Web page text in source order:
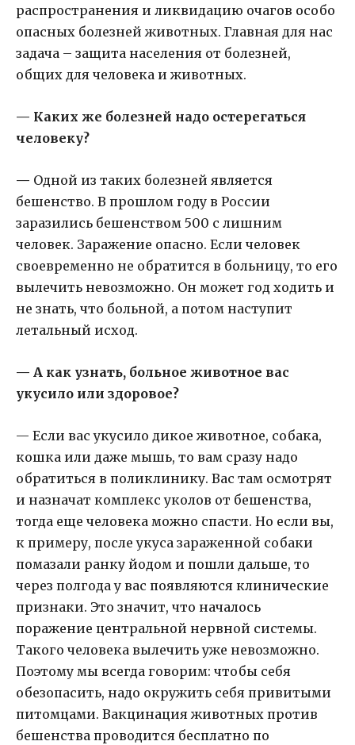
распространения и ликвидацию очагов особо
опасных болезней животных. Главная для нас
задача – защита населения от болезней,
общих для человека и животных.
— Каких же болезней надо остерегаться
человеку?
— Одной из таких болезней является
бешенство. В прошлом году в России
заразились бешенством 500 с лишним
человек. Заражение опасно. Если человек
своевременно не обратится в больницу, то его
вылечить невозможно. Он может год ходить и
не знать, что больной, а потом наступит
летальный исход.
— А как узнать, больное животное вас
укусило или здоровое?
— Если вас укусило дикое животное, собака,
кошка или даже мышь, то вам сразу надо
обратиться в поликлинику. Вас там осмотрят
и назначат комплекс уколов от бешенства,
тогда еще человека можно спасти. Но если вы,
к примеру, после укуса зараженной собаки
помазали ранку йодом и пошли дальше, то
через полгода у вас появляются клинические
признаки. Это значит, что началось
поражение центральной нервной системы.
Такого человека вылечить уже невозможно.
Поэтому мы всегда говорим: чтобы себя
обезопасить, надо окружить себя привитыми
питомцами. Вакцинация животных против
бешенства проводится бесплатно по